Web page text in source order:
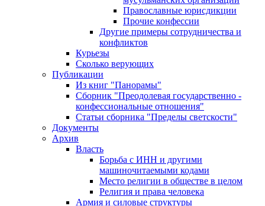
Православные юрисдикции
Прочие конфессии
Другие примеры сотрудничества и
конфликтов
Курьезы
Сколько верующих
Публикации
Из книг "Панорамы"
Сборник "Преодолевая государственно -
конфессиональные отношения"
Статьи сборника "Пределы светскости"
Документы
Архив
Власть
Борьба с ИНН и другими
машиночитаемыми кодами
Место религии в обществе в целом
Религия и права человека
Армия и силовые структуры